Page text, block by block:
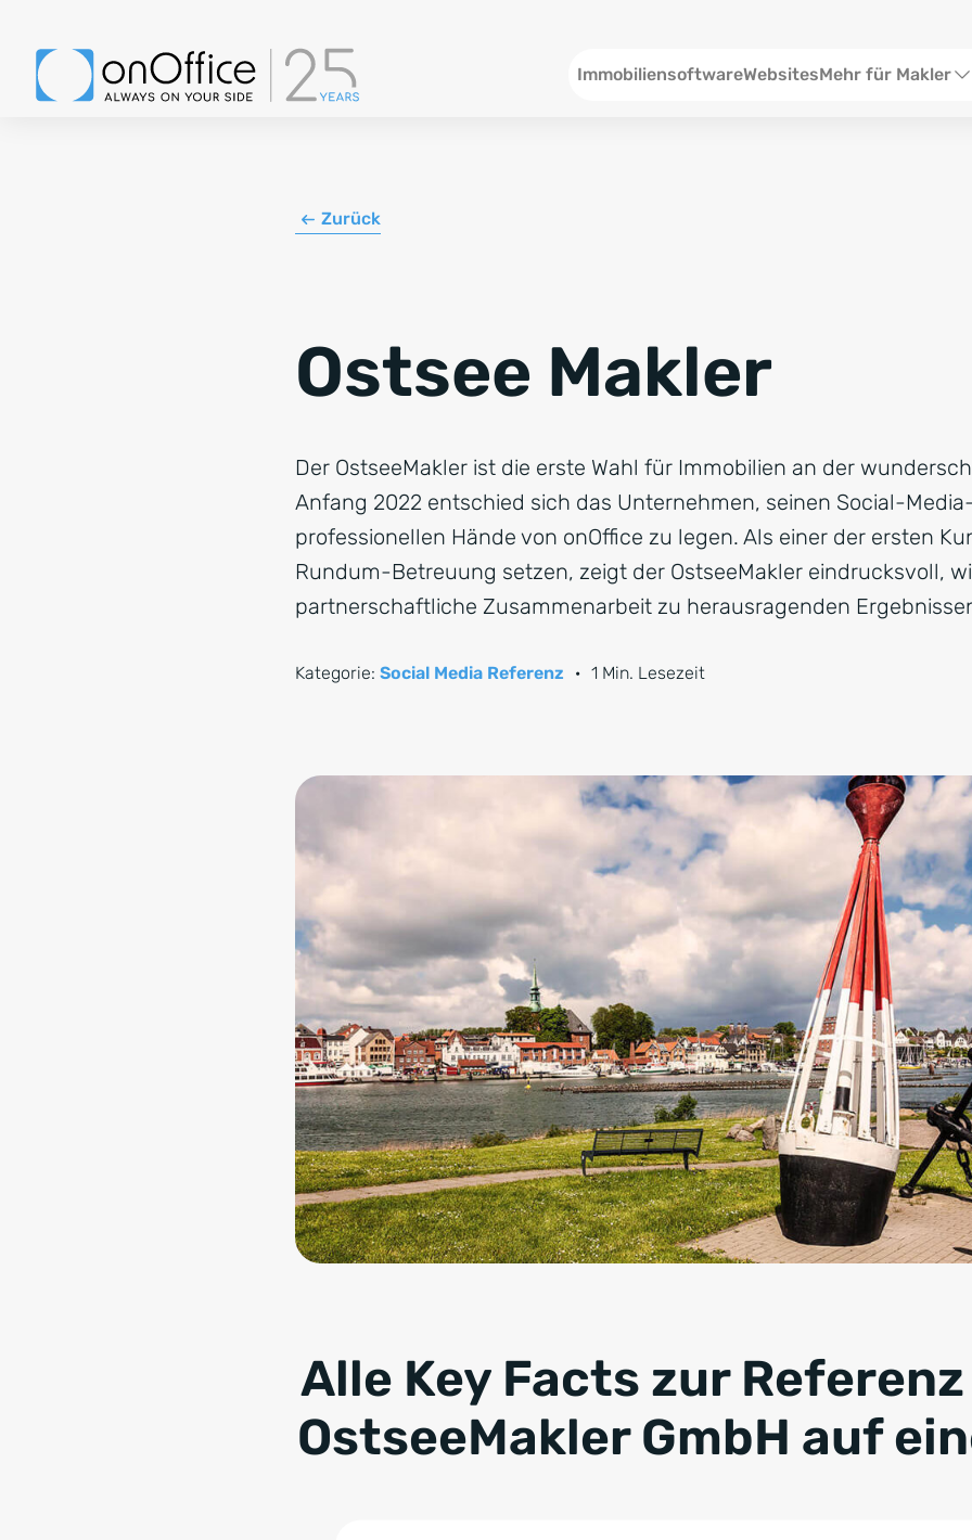
Header
ImmobiliensoftwareWebsitesMehr für Makler
CRM für Banken
Zurück
Ostsee Makler
Der OstseeMakler ist die erste Wahl für Immobilien an der
Anfang 2022 entschied sich das Unternehmen, seinen Social-
professionellen Hände von onOffice zu legen. Als einer der ersten
Rundum-Betreuung setzen, zeigt der OstseeMakler eindrucksvoll,
partnerschaftliche Zusammenarbeit zu herausragenden
Kategorie: Social Media Referenz · 1 Min. Lesezeit
Alle Key Facts zur
OstseeMakler GmbH auf